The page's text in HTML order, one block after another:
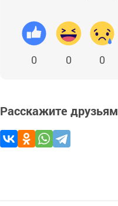
0 0 0
Расскажите друзьям